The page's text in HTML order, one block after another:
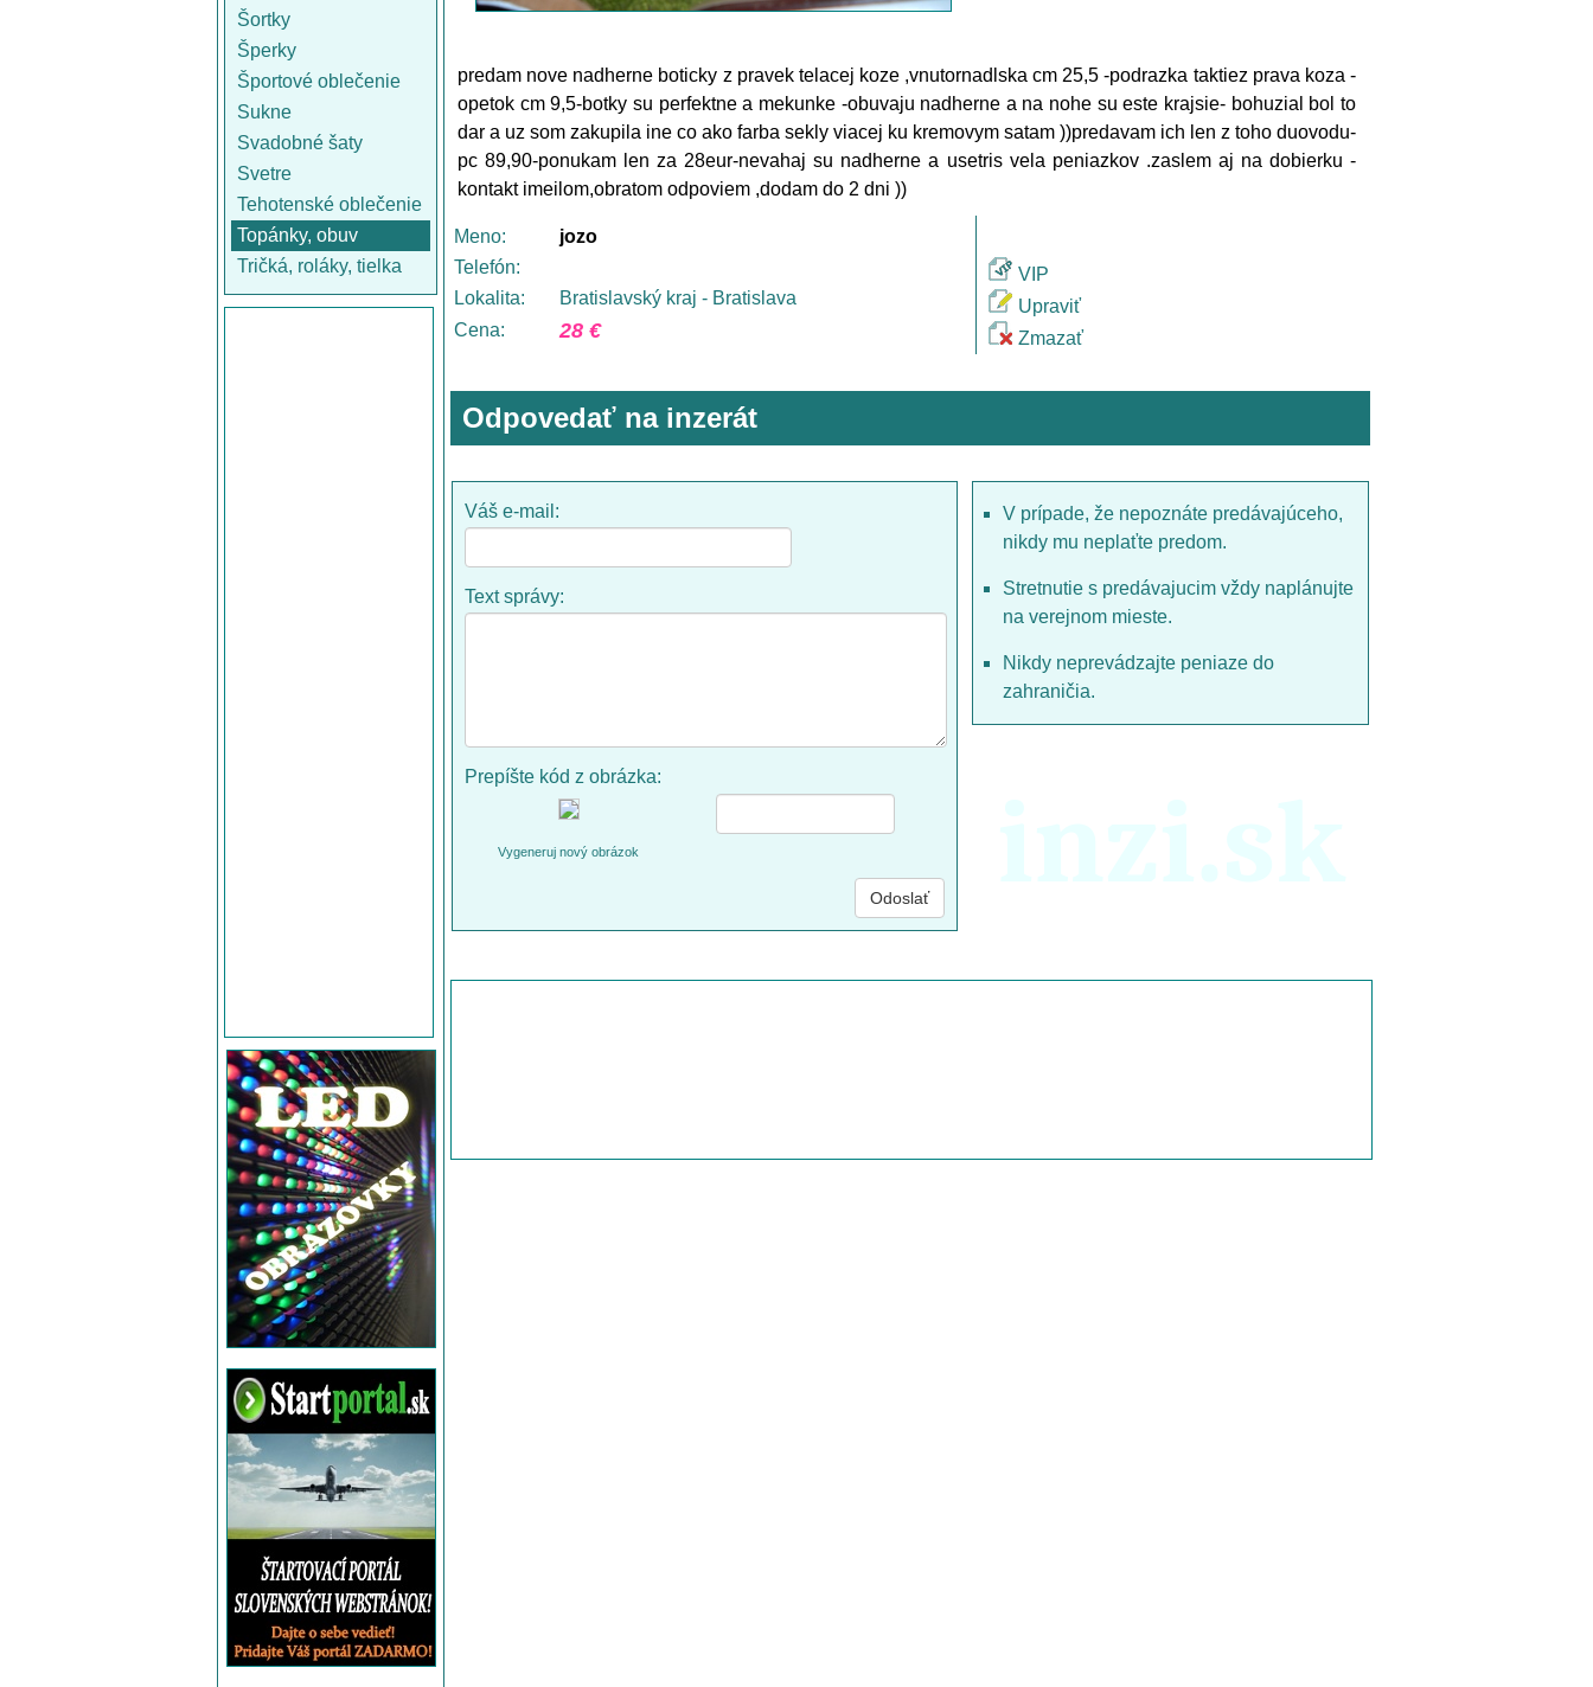
Šortky
Šperky
Športové oblečenie
Sukne
Svadobné šaty
Svetre
Tehotenské oblečenie
Topánky, obuv
Tričká, roláky, tielka
predam nove nadherne boticky z pravek telacej koze ,vnutornadlska cm 25,5 -podrazka taktiez prava koza -
opetok cm 9,5-botky su perfektne a mekunke -obuvaju nadherne a na nohe su este krajsie- bohuzial bol to
dar a uz som zakupila ine co ako farba sekly viacej ku kremovym satam ))predavam ich len z toho duovodu-
pc 89,90-ponukam len za 28eur-nevahaj su nadherne a usetris vela peniazkov .zaslem aj na dobierku -
kontakt imeilom,obratom odpoviem ,dodam do 2 dni ))
Meno:
jozo
Telefón:
Lokalita:
Bratislavský kraj - Bratislava
Cena:
28 €
VIP
Upraviť
Zmazať
Odpovedať na inzerát
Váš e-mail:
Text správy:
Prepíšte kód z obrázka:
Vygeneruj nový obrázok
V prípade, že nepoznáte predávajúceho,
nikdy mu neplaťte predom.
Stretnutie s predávajucim vždy naplánujte
na verejnom mieste.
Nikdy neprevádzajte peniaze do
zahraničia.